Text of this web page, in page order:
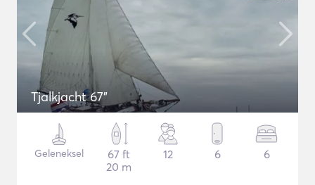
Tjalkjacht 67"
Geleneksel
67 ft
20 m
12 6 6